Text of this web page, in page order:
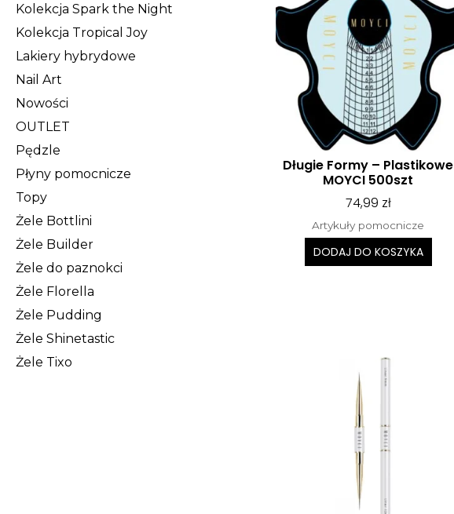
Kolekcja Spark the Night
Kolekcja Tropical Joy
Lakiery hybrydowe
Nail Art
Nowości
OUTLET
Pędzle
Płyny pomocnicze
Topy
Żele Bottlini
Żele Builder
Żele do paznokci
Żele Florella
Żele Pudding
Żele Shinetastic
Żele Tixo
Długie Formy – Plastikowe
MOYCI 500szt
74,99 zł
Artykuły pomocnicze
DODAJ DO KOSZYKA